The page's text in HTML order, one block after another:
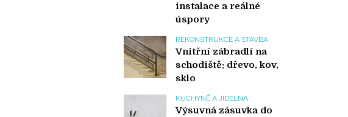
instalace a reálné
úspory
REKONSTRUKCE A STAVBA
Vnitřní zábradlí na
schodiště: dřevo, kov,
sklo
KUCHYNĚ A JÍDELNA
Výsuvná zásuvka do